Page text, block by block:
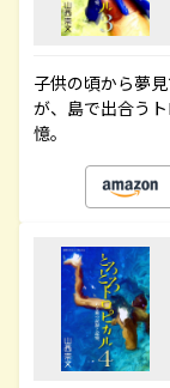
子供の頃から夢
が、島で出合う
憶。